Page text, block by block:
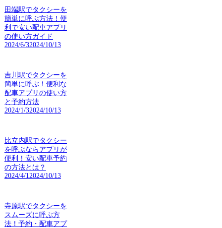
田端駅でタクシーを
簡単に呼ぶ方法！便
利で安い配車アプリ
の使い方ガイド
2024/6/32024/10/13
吉川駅でタクシーを
簡単に呼ぶ！便利な
配車アプリの使い方
と予約方法
2024/1/32024/10/13
比立内駅でタクシー
を呼ぶならアプリが
便利！安い配車予約
の方法とは？
2024/4/1 2024/10/13
寺原駅でタクシーを
スムーズに呼ぶ方
法！予約・配車アプ